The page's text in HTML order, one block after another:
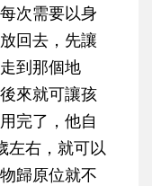
次需要以身
回去，先讓
到那個地
來就可讓孩
完了，他自
左右，就可以
歸原位就不